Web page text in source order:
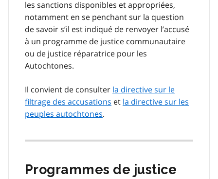
les sanctions disponibles et appropriées,
notamment en se penchant sur la question
de savoir s’il est indiqué de renvoyer l’accusé
à un programme de justice communautaire
ou de justice réparatrice pour les
Autochtones.
Il convient de consulter la directive sur le
filtrage des accusations et la directive sur les
peuples autochtones.
Programmes de justice